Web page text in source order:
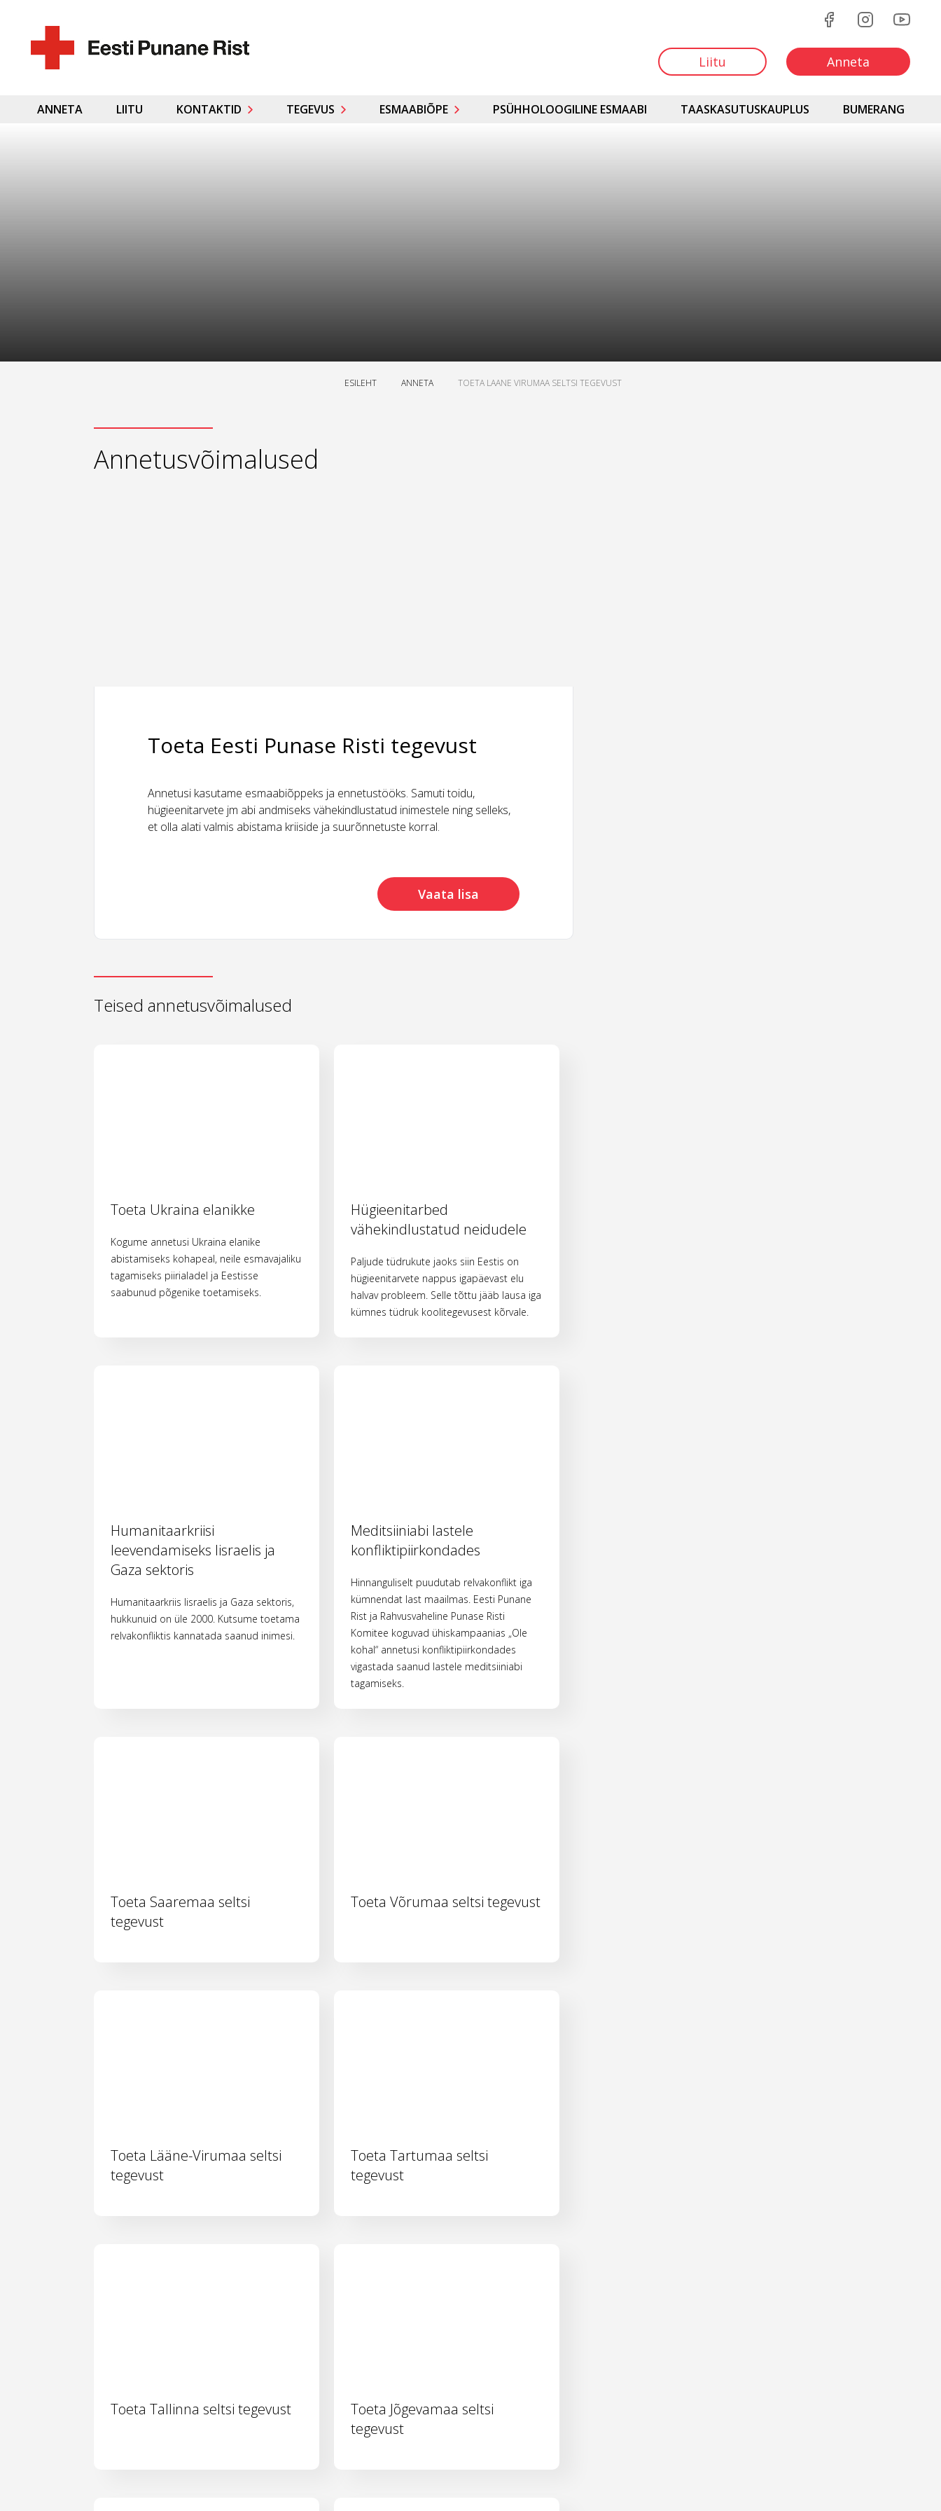
Liitu Anneta
ANNETA LIITU KONTAKTID TEGEVUS ESMAABIÕPE PSÜHHOLOOGILINE ESMAABI TAASKASUTUSKAUPLUS BUMERANG
ESILEHT ANNETA TOETA LAANE VIRUMAA SELTSI TEGEVUST
Annetusvõimalused
Toeta Eesti Punase Risti tegevust
Annetusi kasutame esmaabiõppeks ja ennetustööks. Samuti toidu,
hügieenitarvete jm abi andmiseks vähekindlustatud inimestele ning selleks,
et olla alati valmis abistama kriiside ja suurõnnetuste korral.
Vaata lisa
Teised annetusvõimalused
Toeta Ukraina elanikke
Kogume annetusi Ukraina elanike
abistamiseks kohapeal, neile esmavajaliku
tagamiseks piirialadel ja Eestisse
saabunud põgenike toetamiseks.
Hügieenitarbed
vähekindlustatud neidudele
Paljude tüdrukute jaoks siin Eestis on
hügieenitarvete nappus igapäevast elu
halvav probleem. Selle tõttu jääb lausa iga
kümnes tüdruk koolitegevusest kõrvale.
Humanitaarkriisi
leevendamiseks Iisraelis ja
Gaza sektoris
Humanitaarkriis Iisraelis ja Gaza sektoris,
hukkunuid on üle 2000. Kutsume toetama
relvakonfliktis kannatada saanud inimesi.
Meditsiiniabi lastele
konfliktipiirkondades
Hinnanguliselt puudutab relvakonflikt iga
kümnendat last maailmas. Eesti Punane
Rist ja Rahvusvaheline Punase Risti
Komitee koguvad ühiskampaanias „Ole
kohal“ annetusi konfliktipiirkondades
vigastada saanud lastele meditsiiniabi
tagamiseks.
Toeta Saaremaa seltsi
tegevust
Toeta Võrumaa seltsi tegevust
Toeta Lääne-Virumaa seltsi
tegevust
Toeta Tartumaa seltsi
tegevust
Toeta Tallinna seltsi tegevust
Toeta Jõgevamaa seltsi
tegevust